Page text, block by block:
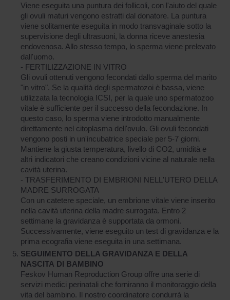
Viene eseguita una puntura dei follicoli, con l'aiuto del quale
gli ovuli maturi vengono estratti dal donatore. La puntura
viene solitamente eseguita in modo transvaginale sotto la
supervisione degli ultrasuoni, la donna riceve anestesia
endovenosa. Allo stesso tempo, lo sperma viene prelevato
dall'uomo.
- FERTILIZZAZIONE IN VITRO
Gli ovuli ottenuti vengono fecondati dallo sperma del marito
"in vitro". Se la qualità degli spermatozoi è bassa, viene
utilizzata la tecnologia ICSI, per la quale uno spermatozoo
vitale è sufficiente per il successo della fecondazione. In
questo caso, lo sperma viene introdotto manualmente
direttamente nel citoplasma dell'ovulo. Gli ovuli fecondati
vengono posti in un'incubatrice speciale per 5-7 giorni.
Mantiene la giusta temperatura, livello di CO2, umidità e
altri indicatori che creano condizioni vicine al naturale nella
cavità uterina.
- TRASFERIMENTO DI EMBRIONI NELL'UTERO DELLA
MADRE SURROGATA
Con un catetere speciale, un embrione vitale viene inserito
nella cavità uterina della madre surrogata. Entro 2
settimane la gravidanza è supportata da ormoni.
Successivamente, viene eseguito un test di gravidanza e la
prima ecografia viene eseguita in una settimana.
SEGUIMENTO DELLA GRAVIDANZA E DELLA
NASCITA DI BAMBINO
Feskov Human Reproduction Group offre una serie di
servizi medici perinatali che forniranno il monitoraggio della
vita del bambino. Il nostro coordinatore condurrà la